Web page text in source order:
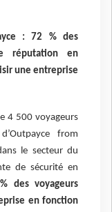
: 72 % des
réputation en
une entreprise
4 500 voyageurs
from
le secteur du
de sécurité en
des voyageurs
en fonction